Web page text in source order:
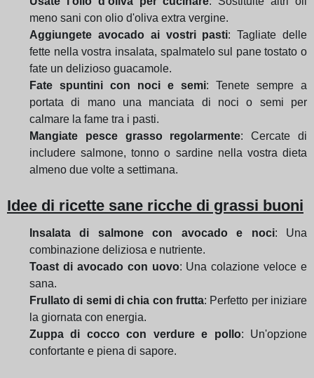
meno sani con olio d'oliva extra vergine.
Aggiungete avocado ai vostri pasti: Tagliate delle
fette nella vostra insalata, spalmatelo sul pane tostato o
fate un delizioso guacamole.
Fate spuntini con noci e semi: Tenete sempre a
portata di mano una manciata di noci o semi per
calmare la fame tra i pasti.
Mangiate pesce grasso regolarmente: Cercate di
includere salmone, tonno o sardine nella vostra dieta
almeno due volte a settimana.
Idee di ricette sane ricche di grassi buoni
Insalata di salmone con avocado e noci: Una
combinazione deliziosa e nutriente.
Toast di avocado con uovo: Una colazione veloce e
sana.
Frullato di semi di chia con frutta: Perfetto per iniziare
la giornata con energia.
Zuppa di cocco con verdure e pollo: Un'opzione
confortante e piena di sapore.